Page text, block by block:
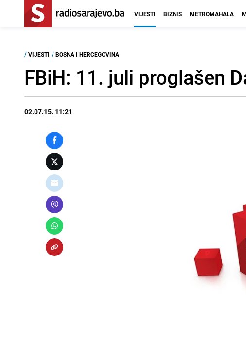
VIJESTI BIZNIS METROMAHALA
/ VIJESTI / BOSNA I HERCEGOVINA
FBiH: 11. juli proglašen
02.07.15. 11:21